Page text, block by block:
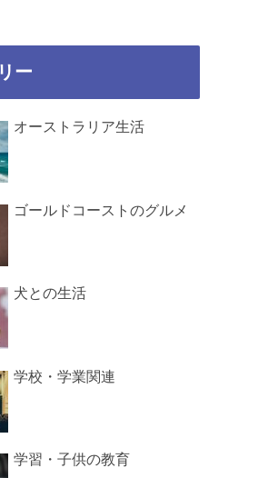
ー
オーストラリア生活
ゴールドコーストのグルメ
犬との生活
学校・学業関連
学習・子供の教育